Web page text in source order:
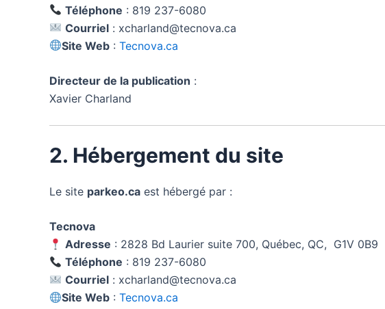
Téléphone : 819 237-6080
Courriel : xcharland@tecnova.ca
Site Web :Tecnova.ca
Directeur de la publication :
Xavier Charland
2. Hébergement du site
Le site parkeo.ca est hébergé par :
Tecnova
Adresse : 2828 Bd Laurier suite 700, Québec, QC, G1V 0B9
Téléphone : 819 237-6080
Courriel : xcharland@tecnova.ca
Site Web :Tecnova.ca